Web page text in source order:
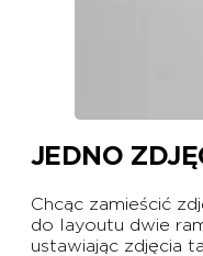
JEDNO
Chcąc zamieścić
do layoutu dwie
ustawiając zdjęcia